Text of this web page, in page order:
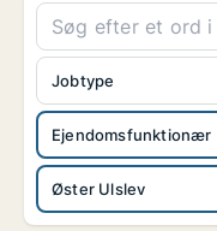
Ejendomsfunktionær
Øster Ulslev
Jobtype